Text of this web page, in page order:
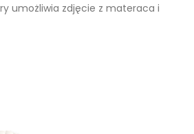
umożliwia zdjęcie z materaca i